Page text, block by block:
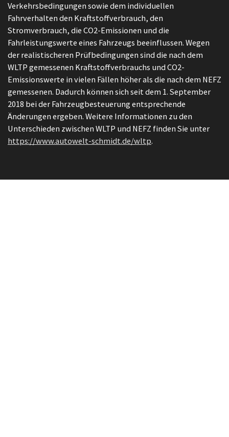
Verkehrsbedingungen sowie dem individuellen
Fahrverhalten den Kraftstoffverbrauch, den
Stromverbrauch, die CO2-Emissionen und die
Fahrleistungswerte eines Fahrzeugs beeinflussen. Wegen
der realistischeren Prüfbedingungen sind die nach dem
WLTP gemessenen Kraftstoffverbrauchs und CO2-
Emissionswerte in vielen Fällen höher als die nach dem NEFZ
gemessenen. Dadurch können sich seit dem 1. September
2018 bei der Fahrzeugbesteuerung entsprechende
Änderungen ergeben. Weitere Informationen zu den
Unterschieden zwischen WLTP und NEFZ finden Sie unter
https://www.autowelt-schmidt.de/wltp.